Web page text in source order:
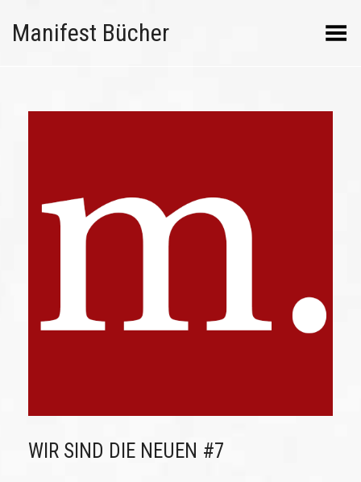
Manifest Bücher Menü umschalten
WIR SIND DIE NEUEN #7